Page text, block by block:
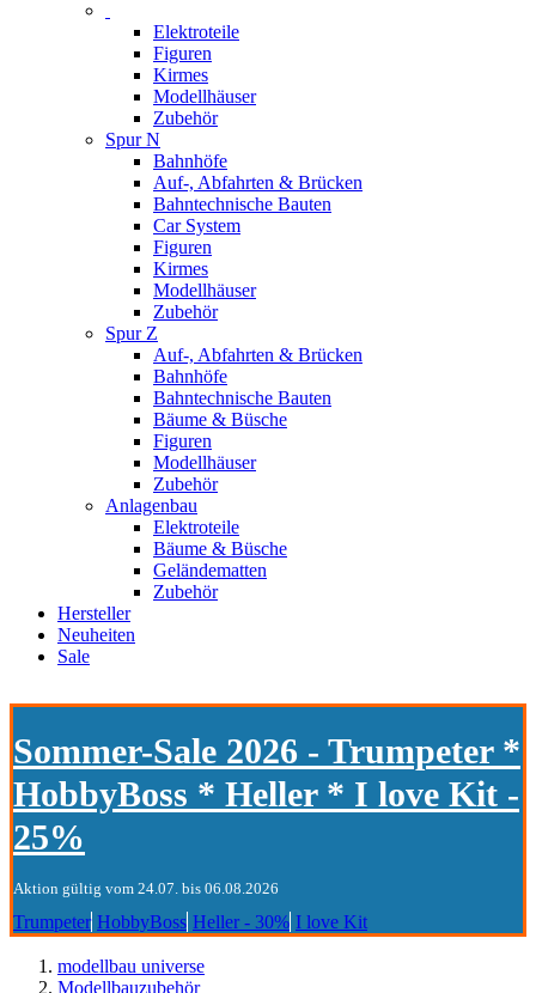
Elektroteile
Figuren
Kirmes
Modellhäuser
Zubehör
Spur N
Bahnhöfe
Auf-, Abfahrten & Brücken
Bahntechnische Bauten
Car System
Figuren
Kirmes
Modellhäuser
Zubehör
Spur Z
Auf-, Abfahrten & Brücken
Bahnhöfe
Bahntechnische Bauten
Bäume & Büsche
Figuren
Modellhäuser
Zubehör
Anlagenbau
Elektroteile
Bäume & Büsche
Geländematten
Zubehör
Hersteller
Neuheiten
Sale
Sommer-Sale 2026 - Trumpeter *
HobbyBoss * Heller * I love Kit -
25%
Aktion gültig vom 24.07. bis 06.08.2026
Trumpeter HobbyBoss Heller - 30% I love Kit
modellbau universe
Modellbauzubehör